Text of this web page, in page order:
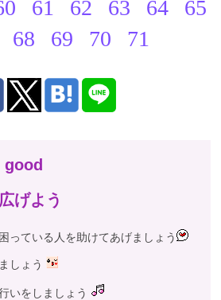
61 62 63 64
65
68 69 70 71
げよう
っている人を助けてあげましょう
しょう
いをしましょう